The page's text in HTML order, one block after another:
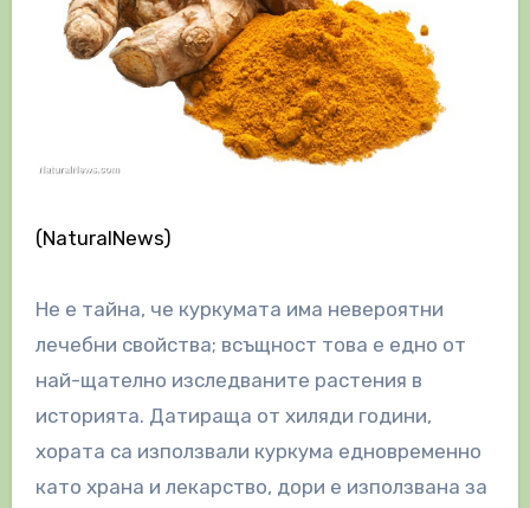
(NaturalNews)
Не е тайна, че куркумата има невероятни
лечебни свойства; всъщност това е едно от
най-щателно изследваните растения в
историята. Датираща от хиляди години,
хората са използвали куркума едновременно
като храна и лекарство, дори е използвана за